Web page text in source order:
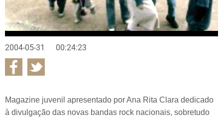
2004-05-31 00:24:23
Magazine juvenil apresentado por Ana Rita Clara dedicado
à divulgação das novas bandas rock nacionais, sobretudo